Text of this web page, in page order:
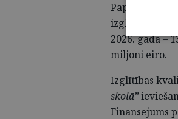
Papildus
izglītībai –
2026. gadā –
miljoni eiro.
Izglītības
skolā”
Finansējums